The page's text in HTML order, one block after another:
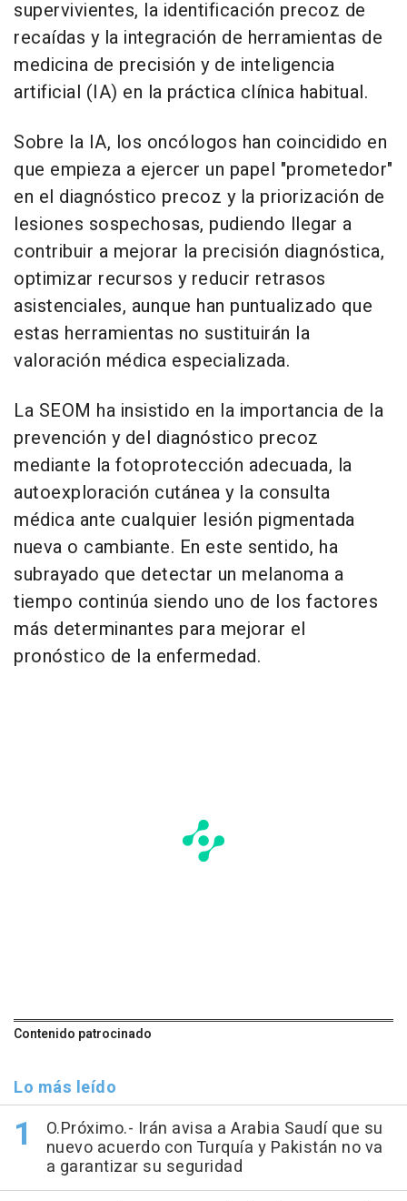
supervivientes, la identificación precoz de
recaídas y la integración de herramientas de
medicina de precisión y de inteligencia
artificial (IA) en la práctica clínica habitual.
Sobre la IA, los oncólogos han coincidido en
que empieza a ejercer un papel "prometedor"
en el diagnóstico precoz y la priorización de
lesiones sospechosas, pudiendo llegar a
contribuir a mejorar la precisión diagnóstica,
optimizar recursos y reducir retrasos
asistenciales, aunque han puntualizado que
estas herramientas no sustituirán la
valoración médica especializada.
La SEOM ha insistido en la importancia de la
prevención y del diagnóstico precoz
mediante la fotoprotección adecuada, la
autoexploración cutánea y la consulta
médica ante cualquier lesión pigmentada
nueva o cambiante. En este sentido, ha
subrayado que detectar un melanoma a
tiempo continúa siendo uno de los factores
más determinantes para mejorar el
pronóstico de la enfermedad.
Contenido patrocinado
Lo más leído
O.Próximo.- Irán avisa a Arabia Saudí que su
nuevo acuerdo con Turquía y Pakistán no va
a garantizar su seguridad